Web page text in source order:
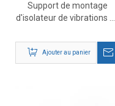
Support de montage
d'isolateur de vibrations en
climatiseur divisé
Ajouter au panier